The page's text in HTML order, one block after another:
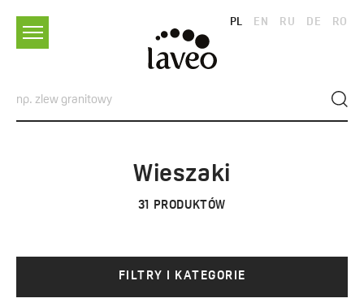
PL EN RU DE RO
Wieszaki
31 PRODUKTÓW
FILTRY I KATEGORIE